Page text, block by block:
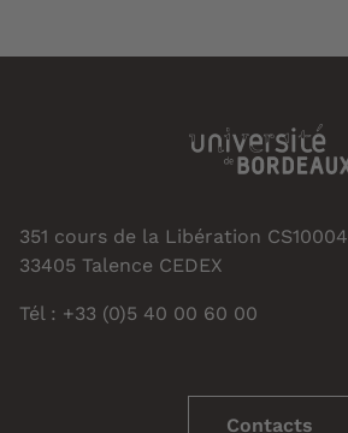
351 cours de la Libération CS10004
33405 Talence CEDEX
Tél : +33 (0)5 40 00 60 00
Contacts